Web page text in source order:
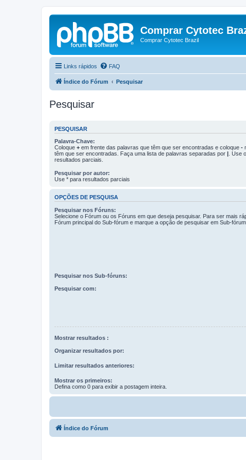
Comprar Cytotec
Comprar Cytotec Brazil
Links rápidos FAQ
Índice do Fórum Pesquisar
Pesquisar
PESQUISAR
Palavra-Chave:
Coloque + em frente das palavras que têm que ser encontradas e coloque -
têm que ser encontradas. Faça uma lista de palavras separadas por | . Use o
resultados parciais.
Pesquisar por autor:
Use * para resultados parciais
OPÇÕES DE PESQUISA
Pesquisar nos Fóruns:
Selecione o Fórum ou os Fóruns em que deseja pesquisar. Para ser mais
Fórum principal do Sub-fórum e marque a opção de pesquisar em Sub-fórum.
Pesquisar nos Sub-fóruns:
Pesquisar com:
Mostrar resultados :
Organizar resultados por:
Limitar resultados anteriores:
Mostrar os primeiros:
Defina como 0 para exibir a postagem inteira.
Índice do Fórum